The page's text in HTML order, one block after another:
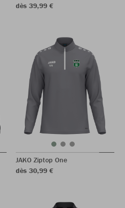
dès 39,99 €
JAKO Ziptop One
dès 30,99 €